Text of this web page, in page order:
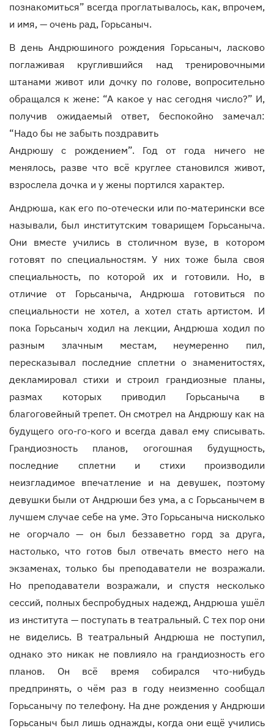
познакомиться” всегда проглатывалось, как, впрочем,
и имя, — очень рад, Горьсаныч.
В день Андрюшиного рождения Горьсаныч, ласково
поглаживая круглившийся над тренировочными
штанами живот или дочку по голове, вопросительно
обращался к жене: “А какое у нас сегодня число?” И,
получив ожидаемый ответ, беспокойно замечал:
“Надо бы не забыть поздравить
Андрюшу с рождением”. Год от года ничего не
менялось, разве что всё круглее становился живот,
взрослела дочка и у жены портился характер.
Андрюша, как его по-отечески или по-матерински все
называли, был институтским товарищем Горьсаныча.
Они вместе учились в столичном вузе, в котором
готовят по специальностям. У них тоже была своя
специальность, по которой их и готовили. Но, в
отличие от Горьсаныча, Андрюша готовиться по
специальности не хотел, а хотел стать артистом. И
пока Горьсаныч ходил на лекции, Андрюша ходил по
разным злачным местам, неумеренно пил,
пересказывал последние сплетни о знаменитостях,
декламировал стихи и строил грандиозные планы,
размах которых приводил Горьсаныча в
благоговейный трепет. Он смотрел на Андрюшу как на
будущего ого-го-кого и всегда давал ему списывать.
Грандиозность планов, огогошная будущность,
последние сплетни и стихи производили
неизгладимое впечатление и на девушек, поэтому
девушки были от Андрюши без ума, а с Горьсанычем в
лучшем случае себе на уме. Это Горьсаныча нисколько
не огорчало — он был беззаветно горд за друга,
настолько, что готов был отвечать вместо него на
экзаменах, только бы преподаватели не возражали.
Но преподаватели возражали, и спустя несколько
сессий, полных беспробудных надежд, Андрюша ушёл
из института — поступать в театральный. С тех пор они
не виделись. В театральный Андрюша не поступил,
однако это никак не повлияло на грандиозность его
планов. Он всё время собирался что-нибудь
предпринять, о чём раз в году неизменно сообщал
Горьсанычу по телефону. На дне рождения у Андрюши
Горьсаныч был лишь однажды, когда они ещё учились